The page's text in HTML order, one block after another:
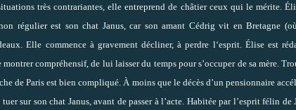
très contrariantes, elle entreprend de châtier ceux qui le mérite.
régulier est son chat Janus, car son amant Cédrig vit en Bretagne
Elle commence à gravement décliner, à perdre l‘esprit. Élise est
montrer compréhensif, de lui laisser du temps pour s’occuper de sa mère.
de Paris est bien compliqué. À moins que le décès d’un pensionnaire
sur son chat Janus, avant de passer à l’acte. Habitée par l’esprit félin